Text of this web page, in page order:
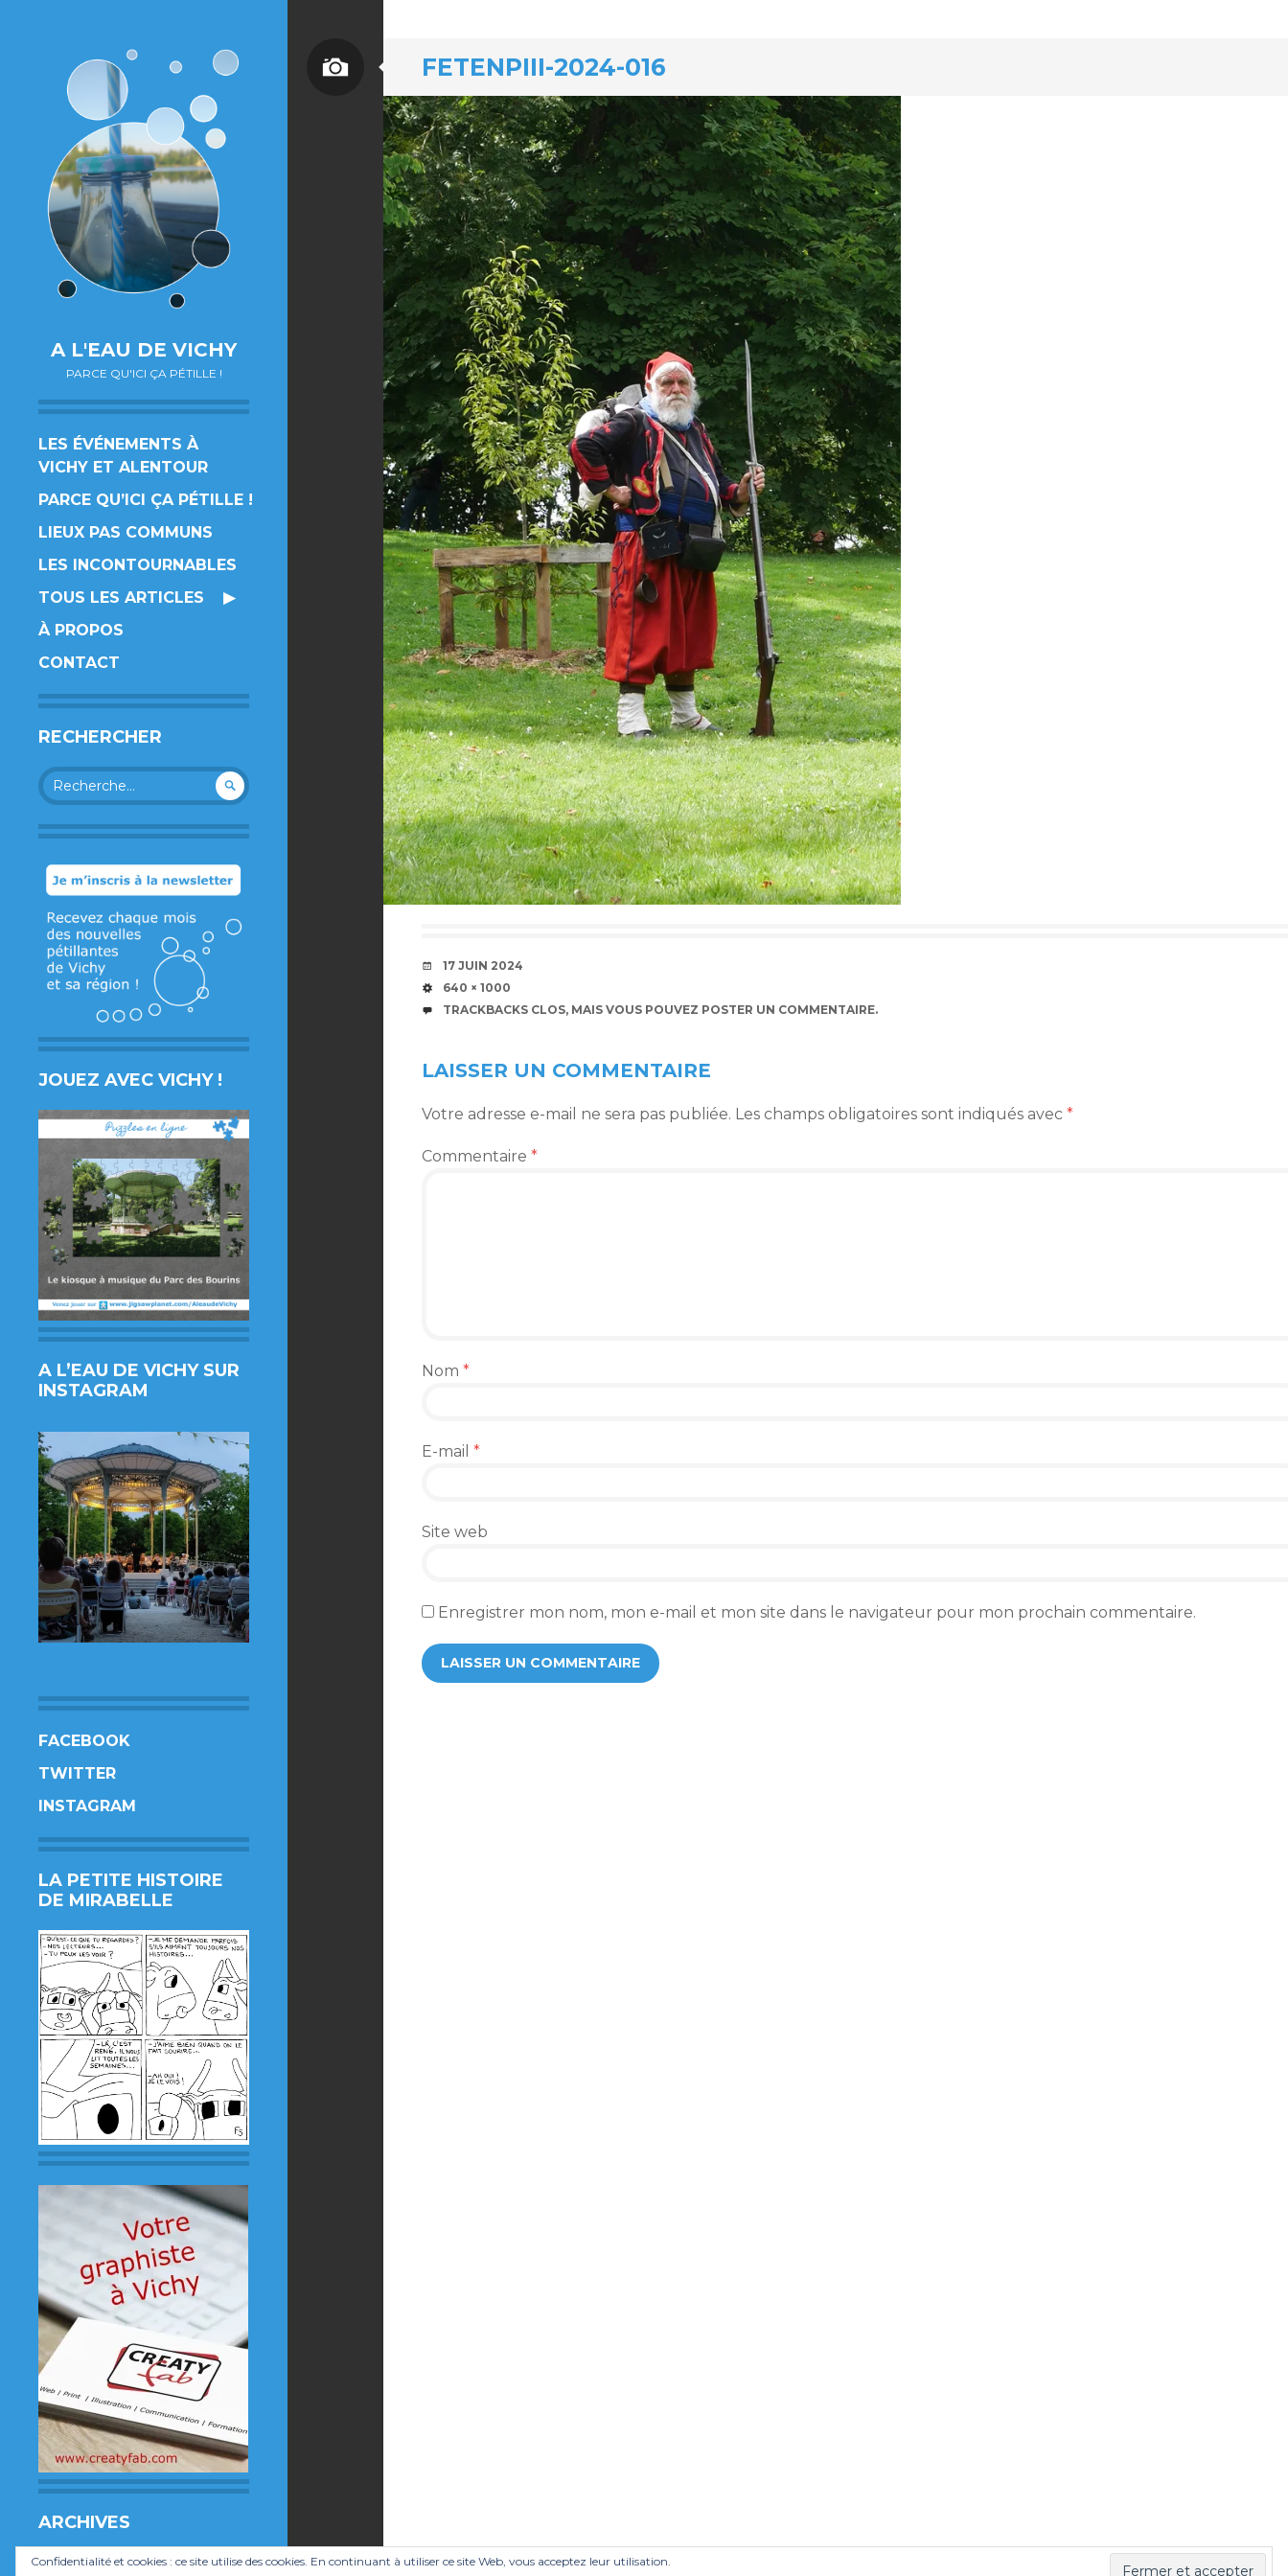
A L'EAU DE VICHY
PARCE QU'ICI ÇA PÉTILLE !
LES ÉVÉNEMENTS À
VICHY ET ALENTOUR
PARCE QU’ICI ÇA PÉTILLE !
LIEUX PAS COMMUNS
LES INCONTOURNABLES
TOUS LES ARTICLES
À PROPOS
CONTACT
RECHERCHER
Rechercher :
JOUEZ AVEC VICHY !
A L’EAU DE VICHY SUR
INSTAGRAM
FACEBOOK
TWITTER
INSTAGRAM
LA PETITE HISTOIRE
DE MIRABELLE
ARCHIVES
Archives
FETENPIII-2024-016
DATE
17 JUIN 2024
TAILLE
640 × 1000
TRACKBACKS CLOS, MAIS VOUS POUVEZ POSTER UN COMMENTAIRE.
LAISSER UN COMMENTAIRE
Votre adresse e-mail ne sera pas publiée. Les champs obligatoires sont indiqués avec *
Commentaire *
Nom *
E-mail *
Site web
Enregistrer mon nom, mon e-mail et mon site dans le navigateur pour mon prochain commentaire.
Confidentialité et cookies : ce site utilise des cookies. En continuant à utiliser ce site Web, vous acceptez leur utilisation.